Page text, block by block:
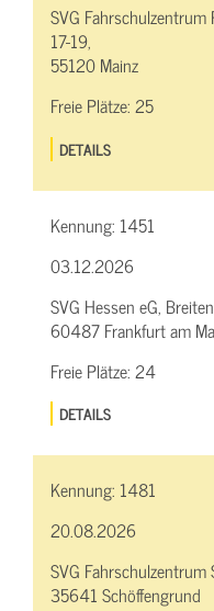
SVG
17-19,
55120 Mainz
Freie Plätze:25
DETAILS
Kennung: 1451
03.12.2026
SVG Hessen eG,
60487 Frankfurt am
Freie Plätze:24
DETAILS
Kennung: 1481
20.08.2026
SVG
35641 Schöffengrund